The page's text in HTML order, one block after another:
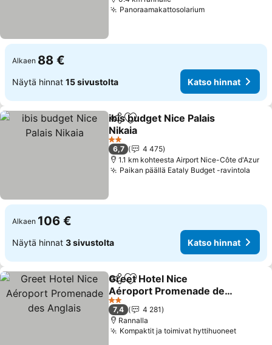
Panoraamakattosolarium
Alkaen 88 €
Näytä hinnat 15 sivustolta Katso hinnat
Jaa Lisää suosikkeihin
ibis budget Nice Palais
Nikaia
2 Tähtiluokitus
6,7
4 475
1.1 km kohteesta Airport Nice-Côte d'Azur
Paikan päällä Eataly Budget -ravintola
Alkaen 106 €
Näytä hinnat 3 sivustolta Katso hinnat
Jaa Lisää suosikkeihin
Greet Hotel Nice
Aéroport Promenade des
Anglais
2 Tähtiluokitus
7,4
4 281
Rannalla
Kompaktit ja toimivat hyttihuoneet